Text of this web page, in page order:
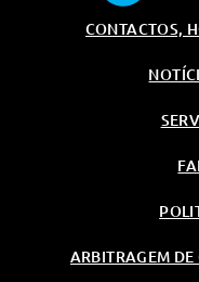
Segurança Activa
Funçao Auto-Hold
Farois De Nevoeiro
Farois Dianteiros Em
De Rodagem Lane
CONTACTOS,
ARBITRAGEM DE